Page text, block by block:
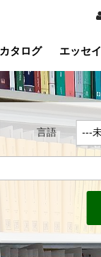
カタログ エッセイ
言語